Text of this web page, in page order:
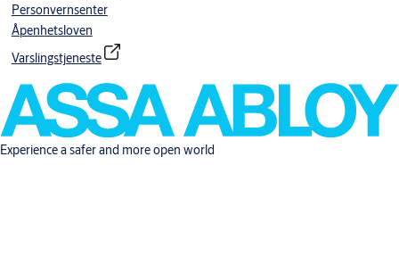
Personvernsenter
Åpenhetsloven
Varslingstjeneste
Experience a safer and more open world